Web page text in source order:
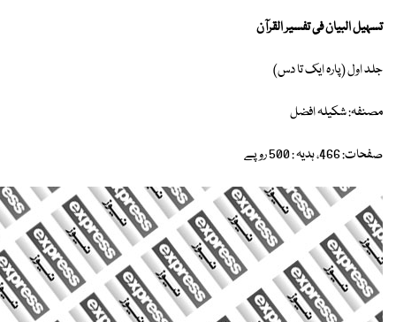
تسہیل البیان فی تفسیر القرآن
جلد اول (پارہ ایک تا دس)
مصنفہ: شکیلہ افضل
صفحات: 466، ہدیہ : 500 روپے